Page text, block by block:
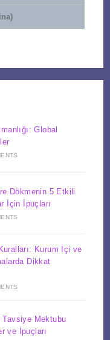
Global
Dökmenin 5 Etkili
İçin İpuçları
Kurum İçi ve
Dikkat
Mektubu
ve İpuçları